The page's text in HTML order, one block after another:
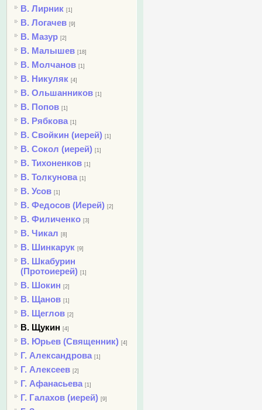
В. Лирник [1]
В. Логачев [9]
В. Мазур [2]
В. Малышев [18]
В. Молчанов [1]
В. Никуляк [4]
В. Ольшанников [1]
В. Попов [1]
В. Рябкова [1]
В. Свойкин (иерей) [1]
В. Сокол (иерей) [1]
В. Тихоненков [1]
В. Толкунова [1]
В. Усов [1]
В. Федосов (Иерей) [2]
В. Филиченко [3]
В. Чикал [8]
В. Шинкарук [9]
В. Шкабурин
(Протоиерей) [1]
В. Шокин [2]
В. Щанов [1]
В. Щеглов [2]
В. Щукин [4]
В. Юрьев (Священник) [4]
Г. Александрова [1]
Г. Алексеев [2]
Г. Афанасьева [1]
Г. Галахов (иерей) [9]